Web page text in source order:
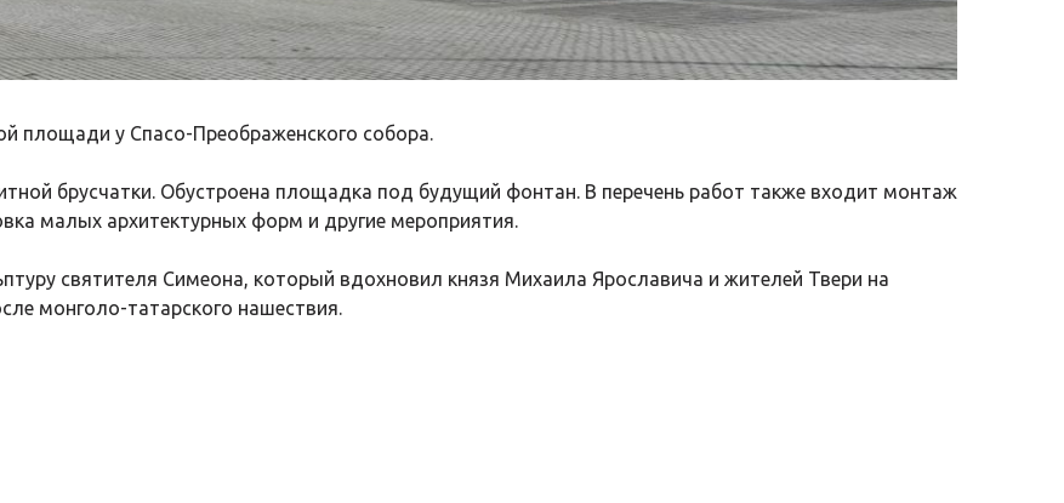
площади у Спасо-Преображенского собора.
брусчатки. Обустроена площадка под будущий фонтан. В перечень работ также входит монтаж
малых архитектурных форм и другие мероприятия.
святителя Симеона, который вдохновил князя Михаила Ярославича и жителей Твери на
монголо-татарского нашествия.